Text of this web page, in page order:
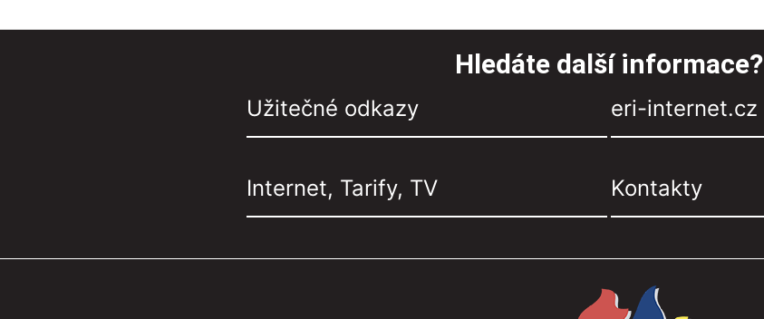
Hledáte další informace?
Užitečné odkazy eri-internet.cz
Internet, Tarify, TV Kontakty